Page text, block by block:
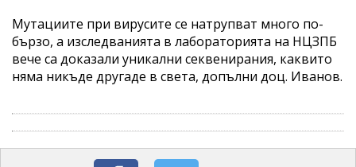
Мутациите при вирусите се натрупват много по-
бързо, а изследванията в лабораторията на НЦЗПБ
вече са доказали уникални секвенирания, каквито
няма никъде другаде в света, допълни доц. Иванов.